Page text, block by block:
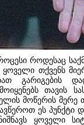
როდესაც
ყოველი თქვენს
გარიგების
თავის
მოწერის მერე
ეს პუნქტი
ყოველი